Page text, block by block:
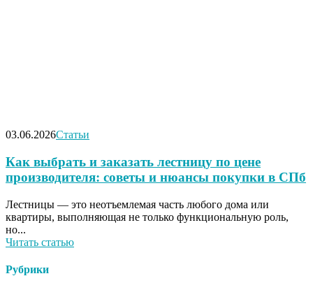
03.06.2026Статьи
Как выбрать и заказать лестницу по цене
производителя: советы и нюансы покупки в СПб
Лестницы — это неотъемлемая часть любого дома или
квартиры, выполняющая не только функциональную роль,
но...
Читать статью
Рубрики